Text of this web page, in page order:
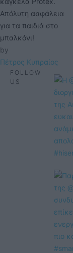
Απόλυτη ασφάλεια
για τα παιδιά στο
μπαλκόνι!
by
Πέτρος Κυπραίος
FOLLOW
US